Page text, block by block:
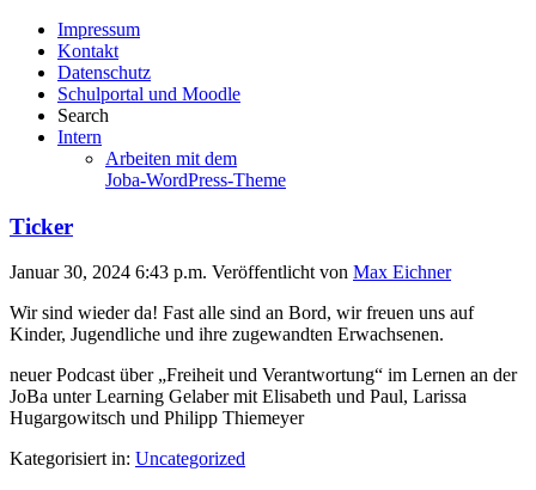
Impressum
Kontakt
Datenschutz
Schulportal und Moodle
Search
Intern
Arbeiten mit dem
Joba-WordPress-Theme
Ticker
Januar 30, 2024 6:43 p.m. Veröffentlicht von Max Eichner
Wir sind wieder da! Fast alle sind an Bord, wir freuen uns auf
Kinder, Jugendliche und ihre zugewandten Erwachsenen.
neuer Podcast über „Freiheit und Verantwortung“ im Lernen an der
JoBa unter Learning Gelaber mit Elisabeth und Paul, Larissa
Hugargowitsch und Philipp Thiemeyer
Kategorisiert in: Uncategorized